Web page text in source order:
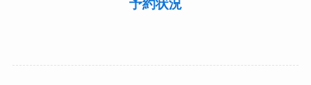
予約状況